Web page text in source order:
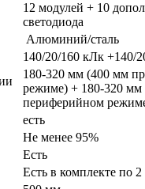
12 модулей + 10
светодиода
Алюминий/сталь
140/20/160 кЛк +140/
180-320 мм (400 мм
режиме) + 180-320
периферийном
есть
Не менее 95%
Есть
Есть в комплекте по